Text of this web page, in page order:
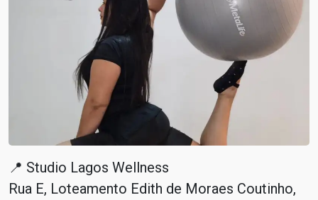
📍 Studio Lagos Wellness
Rua E, Loteamento Edith de Moraes Coutinho,